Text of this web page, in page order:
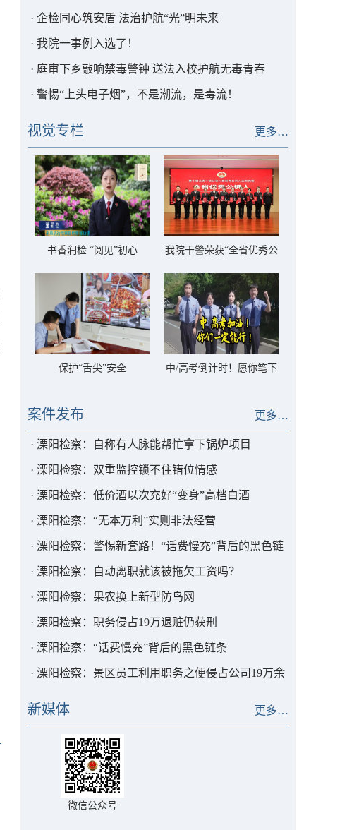
集资“防护墙”
· 企检同心筑安盾 法治护航“光”明未来
· 我院一事例入选了！
· 庭审下乡敲响禁毒警钟 送法入校护航无毒青春
· 警惕“上头电子烟”，不是潮流，是毒流！
更多…
视觉专栏
书香润检 “阅见”初心
我院干警荣获“全省优秀公
保护“舌尖”安全
中/高考倒计时！愿你笔下
更多…
案件发布
· 溧阳检察：自称有人脉能帮忙拿下锅炉项目
· 溧阳检察：双重监控锁不住错位情感
· 溧阳检察：低价酒以次充好“变身”高档白酒
· 溧阳检察：“无本万利”实则非法经营
· 溧阳检察：警惕新套路！“话费慢充”背后的黑色链
条
· 溧阳检察：自动离职就该被拖欠工资吗？
· 溧阳检察：果农换上新型防鸟网
· 溧阳检察：职务侵占19万退赃仍获刑
· 溧阳检察：“话费慢充”背后的黑色链条
· 溧阳检察：景区员工利用职务之便侵占公司19万余
更多…
新媒体
微信公众号